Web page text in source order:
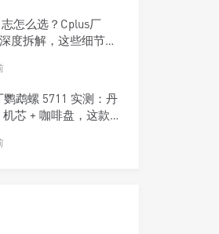
怎么选？Cplus厂
度拆解，这些细节商
鹦鹉螺 5711 实测：丹
机芯 + 咖啡盘，这款